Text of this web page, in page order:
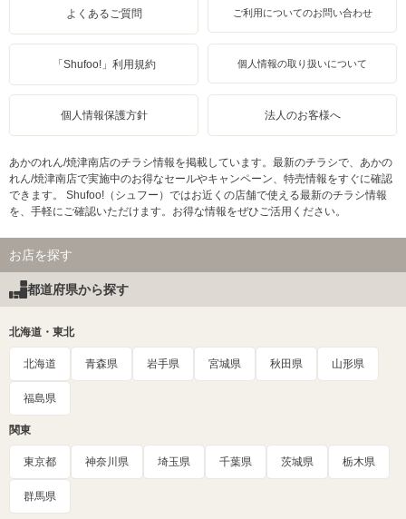
よくあるご質問 ご利用についてのお問い合わせ
「Shufoo!」利用規約 個人情報の取り扱いについて
個人情報保護方針 法人のお客様へ
あかのれん/焼津南店のチラシ情報を掲載しています。最新のチラシで、あかの
れん/焼津南店で実施中のお得なセールやキャンペーン、特売情報をすぐに確認
できます。 Shufoo!（シュフー）ではお近くの店舗で使える最新のチラシ情報
を、手軽にご確認いただけます。お得な情報をぜひご活用ください。
お店を探す
都道府県から探す
北海道・東北
北海道 青森県 岩手県 宮城県 秋田県 山形県
福島県
関東
東京都 神奈川県 埼玉県 千葉県 茨城県 栃木県
群馬県